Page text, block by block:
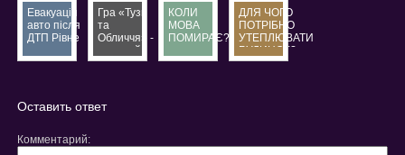
Евакуація
авто після
ДТП Рівне
терміновий
Гра «Тузи
та
Обличчя» -
окремий
вид
КОЛИ
МОВА
ПОМИРАЄ?
ДЛЯ ЧОГО
ПОТРІБНО
УТЕПЛЮВАТИ
БУДИНОК?
Оставить ответ
Комментарий